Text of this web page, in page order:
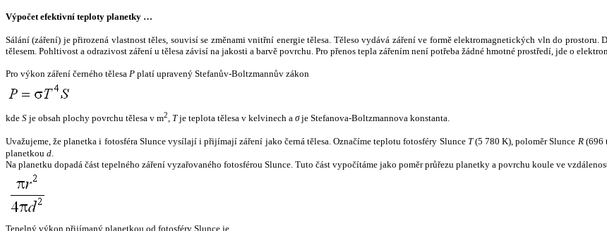
Výpočet efektivní teploty planetky …
Sálání (záření) je přirozená vlastnost těles, souvisí se změnami vnitřní energie tělesa. Těleso vydává záření ve formě elektromagnetických vln do prostoru.
tělesem. Pohltivost a odrazivost záření u tělesa závisí na jakosti a barvě povrchu. Pro přenos tepla zářením není potřeba žádné hmotné prostředí, jde o
Pro výkon záření černého tělesa P platí upravený Stefanův-Boltzmannův zákon
kde S je obsah plochy povrchu tělesa v m2, Tje teplota tělesa v kelvinech a σje Stefanova-Boltzmannova konstanta.
Uvažujeme, že planetka i fotosféra Slunce vysílají i přijímají záření jako černá tělesa. Označíme teplotu fotosféry Slunce T(5 780 K), poloměr Slunce R(696
planetkou d.
Na planetku dopadá část tepelného záření vyzařovaného fotosférou Slunce. Tuto část vypočítáme jako poměr průřezu planetky a povrchu koule ve
Tepelný výkon přijímaný planetkou od fotosféry Slunce je